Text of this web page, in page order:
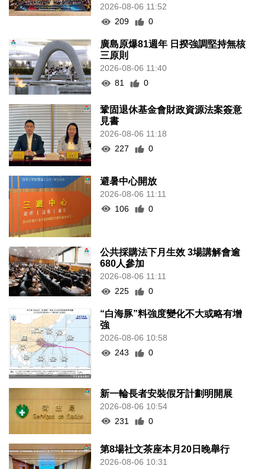
2026-08-06 11:52
209
0
廣島原爆81週年 日揆強調堅持無核
三原則
2026-08-06 11:40
81
0
鞏固退休基金會財政資源法案簽意
見書
2026-08-06 11:18
227
0
避暑中心開放
2026-08-06 11:11
106
0
公共採購法下月生效 3場講解會逾
680人參加
2026-08-06 11:11
225
0
“白海豚”料強度變化不大或略有增
強
2026-08-06 10:58
243
0
新一輪長者安裝假牙計劃明開展
2026-08-06 10:54
231
0
第8場社文茶座本月20日晚舉行
2026-08-06 10:31